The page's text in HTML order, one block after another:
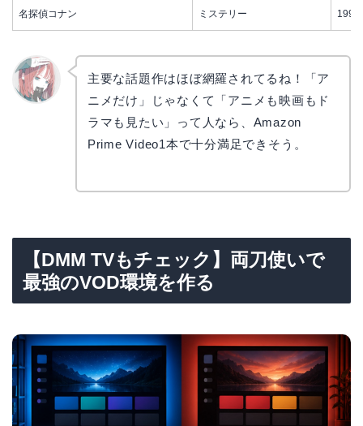
名探偵コナン ミステリー 1996-
主要な話題作はほぼ網羅されてるね！「ア
ニメだけ」じゃなくて「アニメも映画もド
ラマも見たい」って人なら、Amazon
Prime Video1本で十分満足できそう。
【DMM TVもチェック】両刀使いで
最強のVOD環境を作る